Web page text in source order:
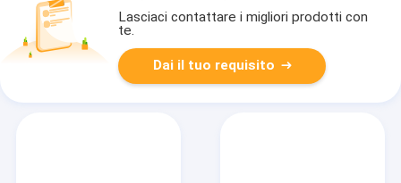
Lasciaci contattare i migliori prodotti con
te.
Dai il tuo requisito